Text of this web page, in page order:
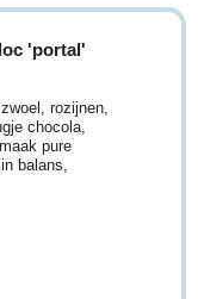
'portal'
rozijnen,
chocola,
pure
balans,